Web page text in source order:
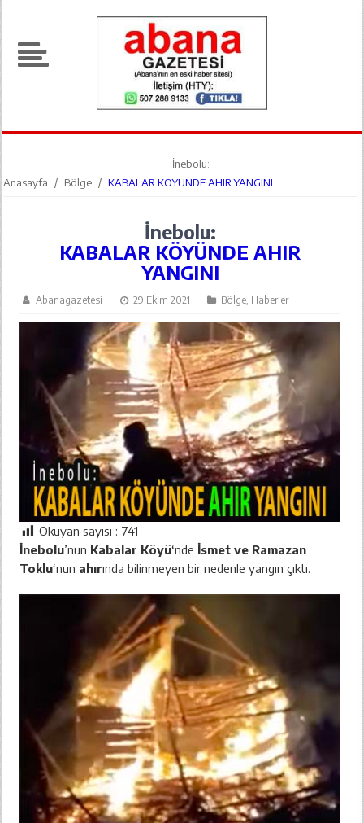
Anasayfa / Bölge /
İnebolu:
KABALAR KÖYÜNDE AHIR YANGINI
İnebolu:
KABALAR KÖYÜNDE AHIR
YANGINI
Abanagazetesi 29 Ekim 2021 Bölge, Haberler
Okuyan sayısı : 741
İnebolu’nun Kabalar Köyü‘nde İsmet ve Ramazan
Toklu‘nun ahırında bilinmeyen bir nedenle yangın çıktı.